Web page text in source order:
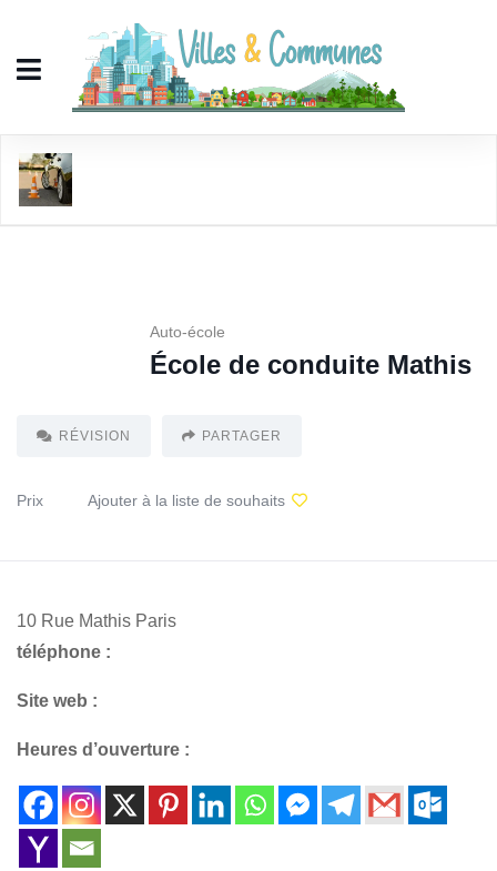
Auto-école
École de conduite Mathis
RÉVISION PARTAGER
Prix Ajouter à la liste de souhaits
10 Rue Mathis Paris
téléphone :
Site web :
Heures d’ouverture :